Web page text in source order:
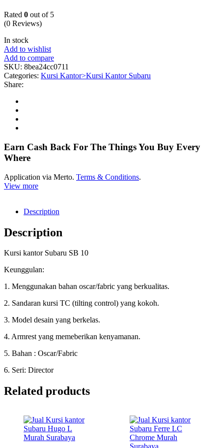
Rated 0 out of 5
(0 Reviews)
In stock
Add to wishlist
Add to compare
SKU: 8bea24cc0711
Categories: Kursi Kantor>Kursi Kantor Subaru
Share:
Earn Cash Back For The Things You Buy Every
Where
Application via Merto. Terms & Conditions.
View more
Description
Description
Kursi kantor Subaru SB 10
Keunggulan:
1. Menggunakan bahan oscar/fabric yang berkualitas.
2. Sandaran kursi TC (tilting control) yang kokoh.
3. Model desain yang berkelas.
4. Armrest yang memeberikan kenyamanan.
5. Bahan : Oscar/Fabric
6. Seri: Director
Related products